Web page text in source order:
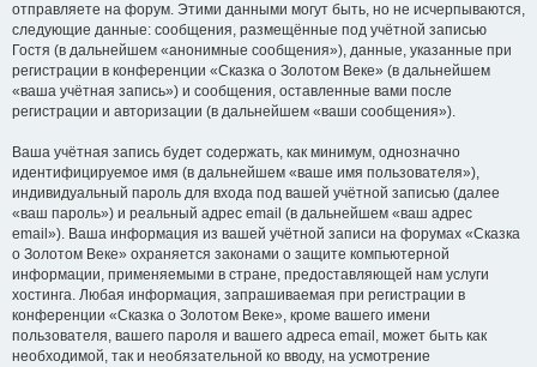
отправляете на форум. Этими данными могут быть, но не исчерпываются,
следующие данные: сообщения, размещённые под учётной записью
Гостя (в дальнейшем «анонимные сообщения»), данные, указанные при
регистрации в конференции «Сказка о Золотом Веке» (в дальнейшем
«ваша учётная запись») и сообщения, оставленные вами после
регистрации и авторизации (в дальнейшем «ваши сообщения»).
Ваша учётная запись будет содержать, как минимум, однозначно
идентифицируемое имя (в дальнейшем «ваше имя пользователя»),
индивидуальный пароль для входа под вашей учётной записью (далее
«ваш пароль») и реальный адрес email (в дальнейшем «ваш адрес
email»). Ваша информация из вашей учётной записи на форумах «Сказка
о Золотом Веке» охраняется законами о защите компьютерной
информации, применяемыми в стране, предоставляющей нам услуги
хостинга. Любая информация, запрашиваемая при регистрации в
конференции «Сказка о Золотом Веке», кроме вашего имени
пользователя, вашего пароля и вашего адреса email, может быть как
необходимой, так и необязательной ко вводу, на усмотрение